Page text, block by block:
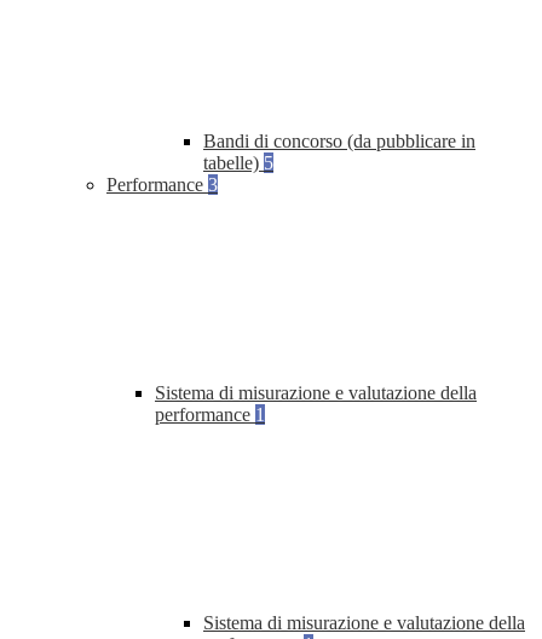
Bandi di concorso (da pubblicare in
tabelle) 5
Performance 3
Sistema di misurazione e valutazione della
performance 1
Sistema di misurazione e valutazione della